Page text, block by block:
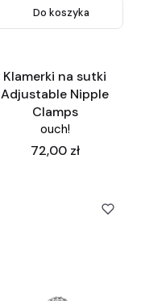
Do koszyka
Klamerki na sutki
Adjustable Nipple
Clamps
ouch!
Cena
72,00 zł